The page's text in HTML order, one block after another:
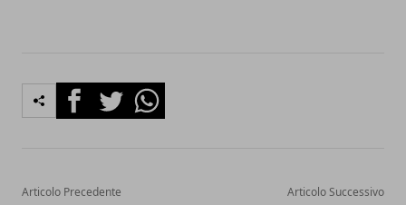
FacebookTwitterWhatsapp
Articolo Precedente Articolo Successivo